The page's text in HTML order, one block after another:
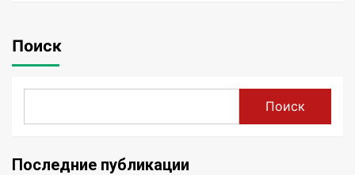
Поиск
Поиск
Последние публикации